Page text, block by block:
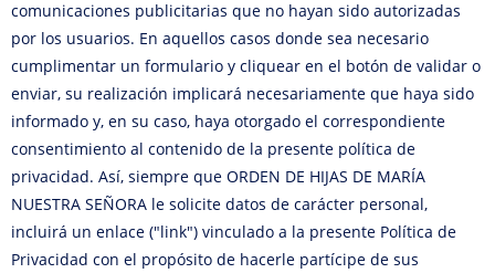
comunicaciones publicitarias que no hayan sido autorizadas
por los usuarios. En aquellos casos donde sea necesario
cumplimentar un formulario y cliquear en el botón de validar o
enviar, su realización implicará necesariamente que haya sido
informado y, en su caso, haya otorgado el correspondiente
consentimiento al contenido de la presente política de
privacidad. Así, siempre que ORDEN DE HIJAS DE MARÍA
NUESTRA SEÑORA le solicite datos de carácter personal,
incluirá un enlace ("link") vinculado a la presente Política de
Privacidad con el propósito de hacerle partícipe de sus